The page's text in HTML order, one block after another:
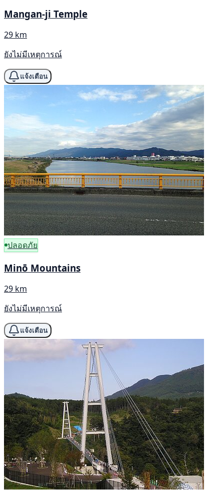
Mangan-ji Temple
29 km
ยังไม่มีเหตุการณ์
แจ้งเตือน
ปลอดภัย
Minō Mountains
29 km
ยังไม่มีเหตุการณ์
แจ้งเตือน